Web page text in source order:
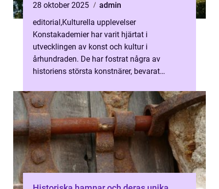
28 oktober 2025
admin
editorial,Kulturella upplevelser
Konstakademier har varit hjärtat i
utvecklingen av konst och kultur i
århundraden. De har fostrat några av
historiens största konstnärer, bevarat